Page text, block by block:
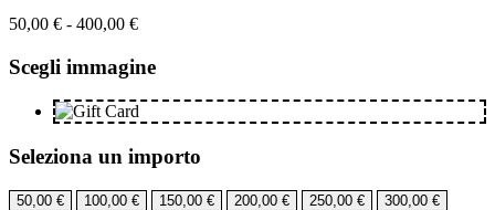
50,00 € - 400,00 €Fascia
prezzo:
50,00 €
a
Scegli immagine
Seleziona un importo
50,00 € 100,00 € 150,00 € 200,00 € 250,00 € 300,00 €